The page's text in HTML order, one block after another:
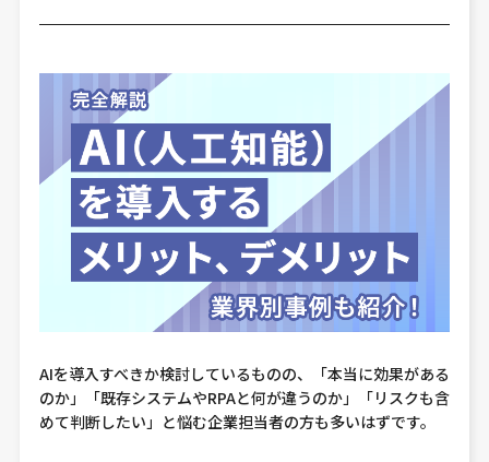
AIを導入すべきか検討しているものの、「本当に効果がある
のか」「既存システムやRPAと何が違うのか」「リスクも含
めて判断したい」と悩む企業担当者の方も多いはずです。